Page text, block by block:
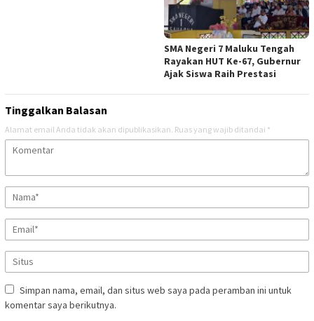
SMA Negeri 7 Maluku Tengah
Rayakan HUT Ke-67, Gubernur
Ajak Siswa Raih Prestasi
Tinggalkan Balasan
Alamat email Anda tidak akan dipublikasikan. Ruas yang wajib ditandai *
Simpan nama, email, dan situs web saya pada peramban ini untuk
komentar saya berikutnya.